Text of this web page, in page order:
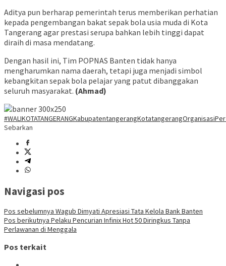
Aditya pun berharap pemerintah terus memberikan perhatian
kepada pengembangan bakat sepak bola usia muda di Kota
Tangerang agar prestasi serupa bahkan lebih tinggi dapat
diraih di masa mendatang.
Dengan hasil ini, Tim POPNAS Banten tidak hanya
mengharumkan nama daerah, tetapi juga menjadi simbol
kebangkitan sepak bola pelajar yang patut dibanggakan
seluruh masyarakat. (Ahmad)
#WALIKOTATANGERANGKabupatentangerangKotatangerang
Sebarkan
Navigasi pos
Pos sebelumnya Wagub Dimyati Apresiasi Tata Kelola Bank Banten
Pos berikutnya Pelaku Pencurian Infinix Hot 50 Diringkus Tanpa
Perlawanan di Menggala
Pos terkait